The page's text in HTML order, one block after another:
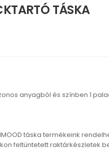
TÁSKA
anyagból és színben 1
táska termékeink
feltüntetett raktárkészletek